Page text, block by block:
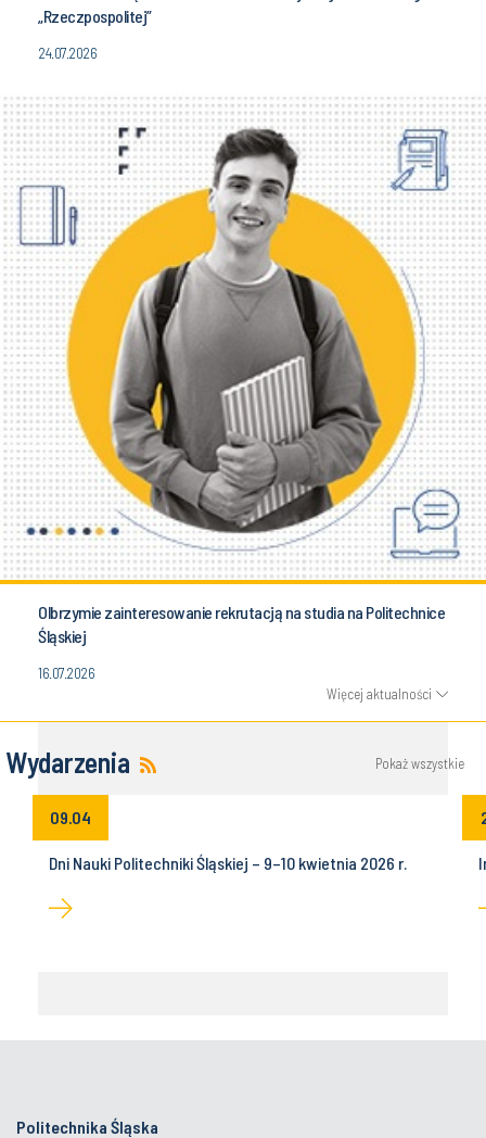
„Rzeczpospolitej”
24.07.2026
Olbrzymie zainteresowanie rekrutacją na studia na Politechnice
Śląskiej
16.07.2026
Więcej aktualności
Wydarzenia Pokaż wszystkie
09.04
Dni Nauki Politechniki Śląskiej – 9–10 kwietnia 2026 r.
Politechnika Śląska